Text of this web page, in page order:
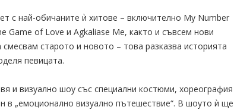
с най-обичаните ѝ хитове – включително My Number
Game of Love и Agkaliase Me, както и съвсем нови
старото и новото – това разказва историята
певицата.
и визуално шоу със специални костюми, хореография
в „емоционално визуално пътешествие“. В шоуто ѝ ще